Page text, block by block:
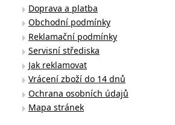
Doprava a platba
Obchodní podmínky
Reklamační podmínky
Servisní střediska
Jak reklamovat
Vrácení zboží do 14 dnů
Ochrana osobních údajů
Mapa stránek